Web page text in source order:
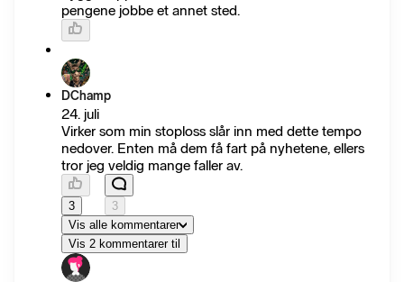
pengene jobbe et annet sted.
DChamp
24. juli
Virker som min stoploss slår inn med dette tempo
nedover. Enten må dem få fart på nyhetene, ellers
tror jeg veldig mange faller av.
3
3
Vis alle kommentarer
Vis 2 kommentarer til